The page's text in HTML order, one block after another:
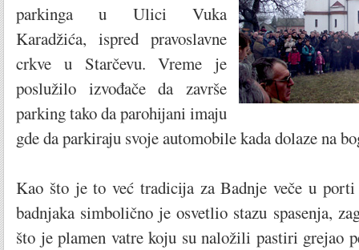
parkinga u Ulici Vuka
Karadžića, ispred pravoslavne
crkve u Starčevu. Vreme je
poslužilo izvođače da završe
parking tako da parohijani imaju
gde da parkiraju svoje automobile kada dolaze na
Kao što je to već tradicija za Badnje veče u porti
badnjaka simbolično je osvetlio stazu spasenja,
što je plamen vatre koju su naložili pastiri grejao